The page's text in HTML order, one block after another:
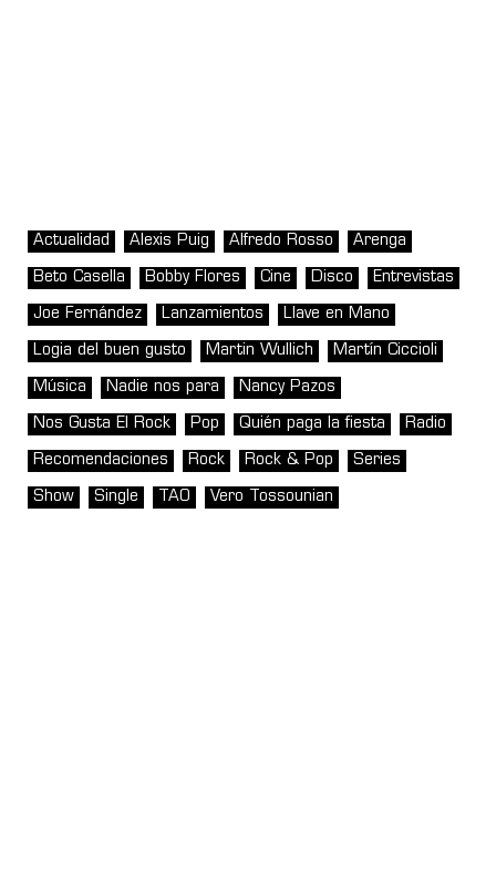
Actualidad Alexis Puig Alfredo Rosso Arenga
Beto Casella Bobby Flores Cine Disco Entrevistas
Joe Fernández Lanzamientos Llave en Mano
Logia del buen gusto Martin Wullich Martín Ciccioli
Música Nadie nos para Nancy Pazos
Nos Gusta El Rock Pop Quién paga la fiesta Radio
Recomendaciones Rock Rock & Pop Series
Show Single TAO Vero Tossounian